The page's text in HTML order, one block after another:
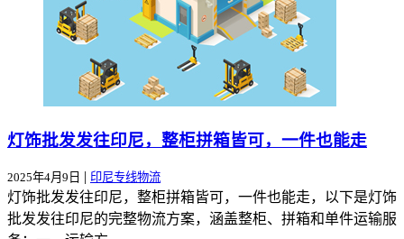
灯饰批发发往印尼，整柜拼箱皆可，一件也能走
2025年4月9日 | 印尼专线物流
灯饰批发发往印尼，整柜拼箱皆可，一件也能走，以下是灯饰
批发发往印尼的完整物流方案，涵盖整柜、拼箱和单件运输服